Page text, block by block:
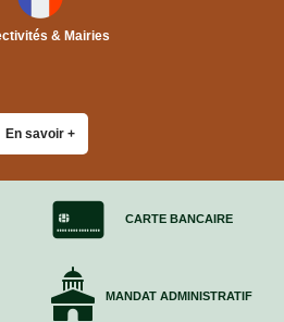
& Mairies
En savoir +
CARTE BANCAIRE
MANDAT ADMINISTRATIF